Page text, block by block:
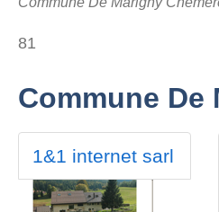
81
Commune De
1&1 internet sarl